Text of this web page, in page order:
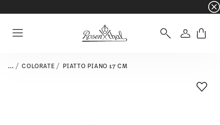
☀️ Summer SALE su articoli e collezioni
Accedi
... COLORATE PIATTO PIANO 17 CM
Lista